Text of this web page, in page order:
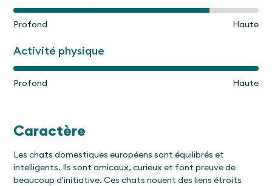
Profond Haute
Activité physique
Profond Haute
Caractère
Les chats domestiques européens sont équilibrés et
intelligents. Ils sont amicaux, curieux et font preuve de
beaucoup d'initiative. Ces chats nouent des liens étroits